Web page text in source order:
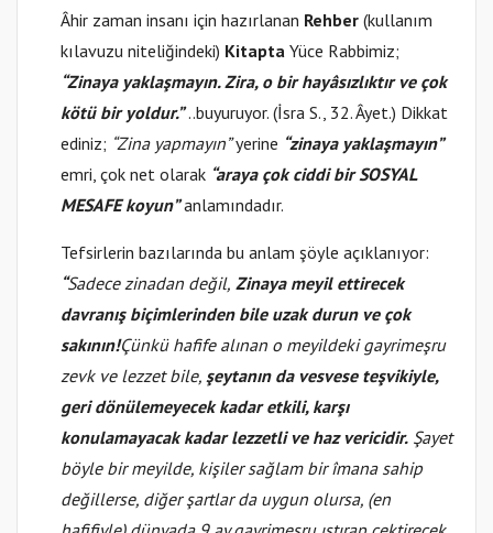
Âhir zaman insanı için hazırlanan Rehber (kullanım
kılavuzu niteliğindeki) KitaptaYüce Rabbimiz;
“Zinaya yaklaşmayın. Zira, o bir hayâsızlıktır ve çok
kötü bir yoldur.”..buyuruyor. (İsra S., 32. Âyet.) Dikkat
ediniz; “Zina yapmayın”yerine “zinaya yaklaşmayın”
emri, çok net olarak “araya çok ciddi bir SOSYAL
MESAFE koyun”anlamındadır.
Tefsirlerin bazılarında bu anlam şöyle açıklanıyor:
“Sadece zinadan değil, Zinaya meyil ettirecek
davranış biçimlerinden bile uzak durun ve çok
sakının!Çünkü hafife alınan o meyildeki gayrimeşru
zevk ve lezzet bile, şeytanın da vesvese teşvikiyle,
geri dönülemeyecek kadar etkili, karşı
konulamayacak kadar lezzetli ve haz vericidir.Şayet
böyle bir meyilde, kişiler sağlam bir îmana sahip
değillerse, diğer şartlar da uygun olursa, (en